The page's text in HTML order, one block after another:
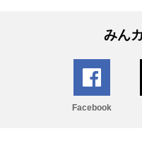
みん
Facebook